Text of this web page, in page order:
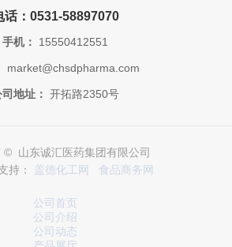
话：0531-58897070
手机： 15550412551
market@chsdpharma.com
地址： 开拓路2350号
© 山东诚汇医药集团有限公司
持： 盖德化工网 食品商务网
公司首页
公司介绍
公司动态